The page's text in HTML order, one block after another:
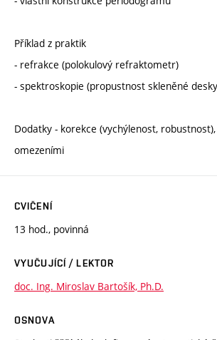
Příklad z praktik
- refrakce (polokulový refraktometr)
- spektroskopie (propustnost skleněné
Dodatky - korekce (vychýlenost,
omezeními
CVIČENÍ
13 hod., povinná
VYUČUJÍCÍ / LEKTOR
doc. Ing. Miroslav Bartošík, Ph.D.
OSNOVA